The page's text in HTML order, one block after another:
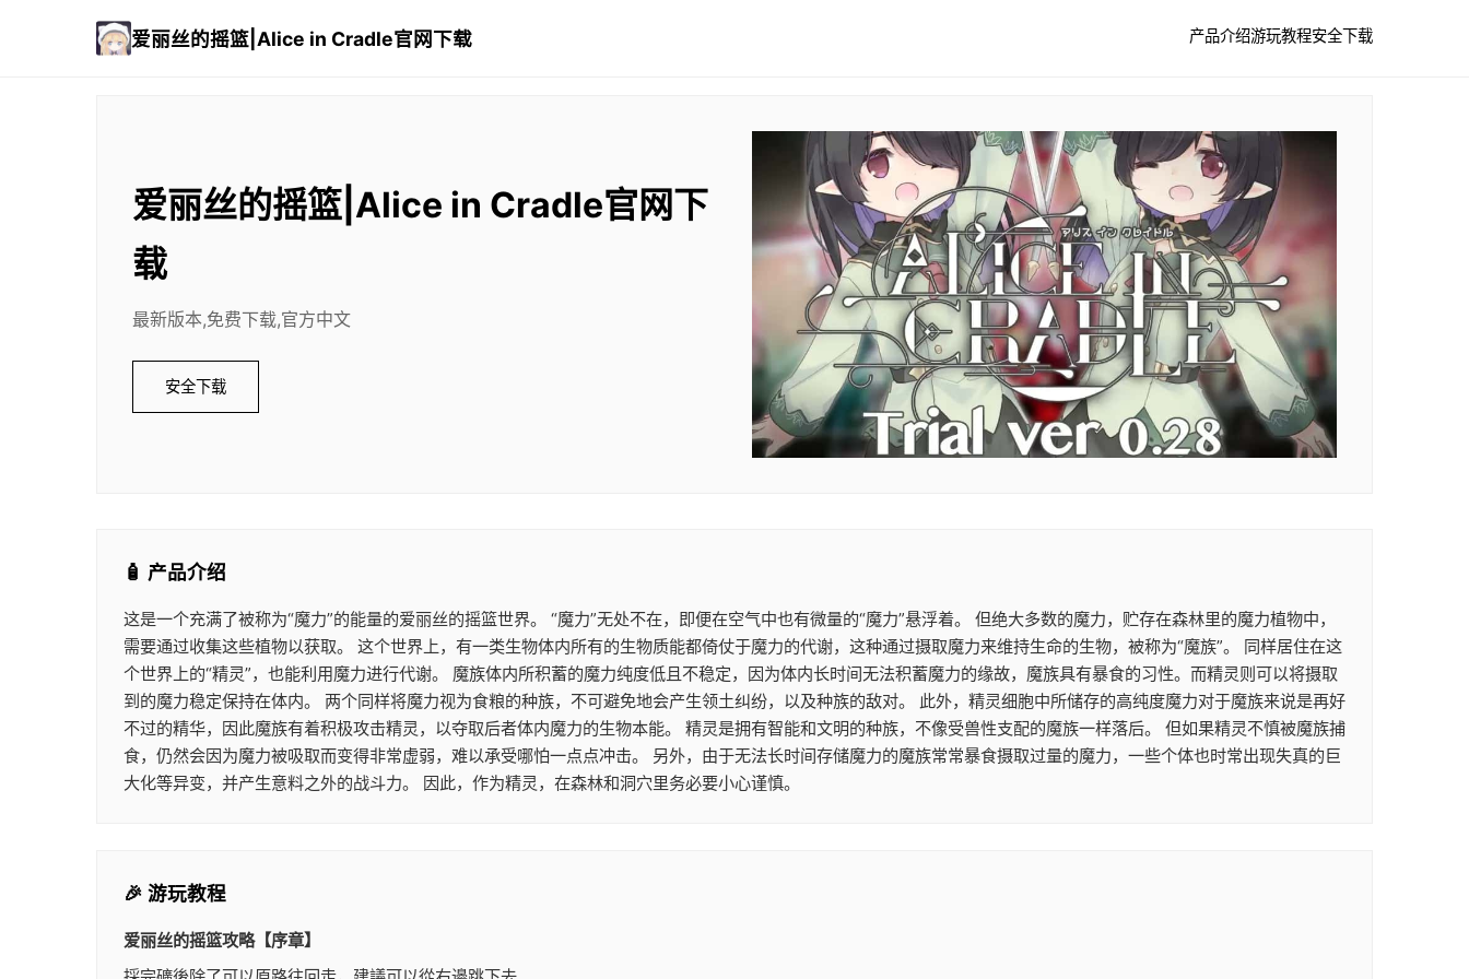
爱丽丝的摇篮|Alice in Cradle官网下载 产品介绍游玩教程安全下载
爱丽丝的摇篮|Alice in Cradle官网下
载
最新版本,免费下载,官方中文
安全下载
🧴 产品介绍
这是一个充满了被称为“魔力”的能量的爱丽丝的摇篮世界。 “魔力”无处不在，即便在空气中也有微量的“魔力”悬浮着。 但绝大多数的魔力，贮存在森林里的魔力植物中，
需要通过收集这些植物以获取。 这个世界上，有一类生物体内所有的生物质能都倚仗于魔力的代谢，这种通过摄取魔力来维持生命的生物，被称为“魔族”。 同样居住在这
个世界上的“精灵”，也能利用魔力进行代谢。 魔族体内所积蓄的魔力纯度低且不稳定，因为体内长时间无法积蓄魔力的缘故，魔族具有暴食的习性。而精灵则可以将摄取
到的魔力稳定保持在体内。 两个同样将魔力视为食粮的种族，不可避免地会产生领土纠纷，以及种族的敌对。 此外，精灵细胞中所储存的高纯度魔力对于魔族来说是再好
不过的精华，因此魔族有着积极攻击精灵，以夺取后者体内魔力的生物本能。 精灵是拥有智能和文明的种族，不像受兽性支配的魔族一样落后。 但如果精灵不慎被魔族捕
食，仍然会因为魔力被吸取而变得非常虚弱，难以承受哪怕一点点冲击。 另外，由于无法长时间存储魔力的魔族常常暴食摄取过量的魔力，一些个体也时常出现失真的巨
大化等异变，并产生意料之外的战斗力。 因此，作为精灵，在森林和洞穴里务必要小心谨慎。
🎉 游玩教程
爱丽丝的摇篮攻略【序章】